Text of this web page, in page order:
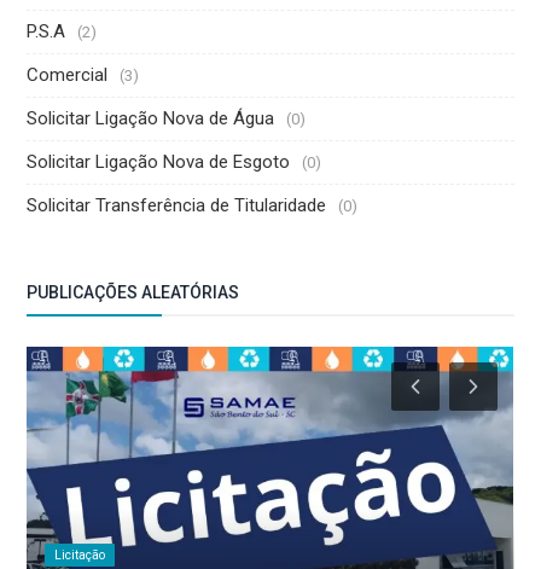
P.S.A (2)
Comercial (3)
Solicitar Ligação Nova de Água (0)
Solicitar Ligação Nova de Esgoto (0)
Solicitar Transferência de Titularidade (0)
PUBLICAÇÕES ALEATÓRIAS
Licitação